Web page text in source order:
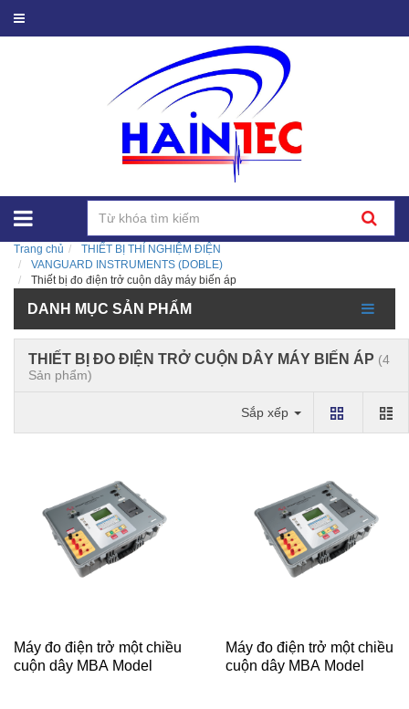
Trang chủ
THIẾT BỊ THÍ NGHIỆM ĐIỆN
VANGUARD INSTRUMENTS (DOBLE)
Thiết bị đo điện trở cuộn dây máy biến áp
DANH MỤC SẢN PHẨM
THIẾT BỊ ĐO ĐIỆN TRỞ CUỘN DÂY MÁY BIẾN ÁP (4
Sản phẩm)
Sắp xếp
Máy đo điện trở một chiều
cuộn dây MBA Model
Máy đo điện trở một chiều
cuộn dây MBA Model